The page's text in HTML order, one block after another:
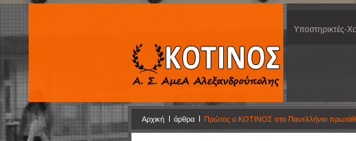
Υποστηρικτές-
Αρχική άρθρα Πρώτος ο ΚΟΤΙΝΟΣ στο Πανελλήνιο